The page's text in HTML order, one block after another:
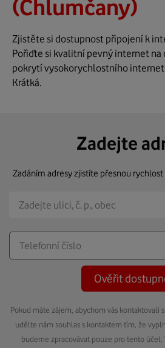
(Chlumčany)
Zjistěte si dostupnost připojení k
Pořiďte si kvalitní pevný internet na
pokrytí vysokorychlostního
Krátká.
Zadejte
Zadáním adresy zjistíte přesnou
Ověřit
Pokud máte zájem, abychom vás kontaktovali
udělte nám souhlas s kontaktem tím, že
budeme zpracovávat pouze pro tento účel.